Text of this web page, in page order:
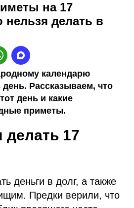
на 17
нельзя делать в
календарю
день. Рассказываем, что
день и какие
приметы.
делать 17
деньги в долг, а также
Предки верили, что